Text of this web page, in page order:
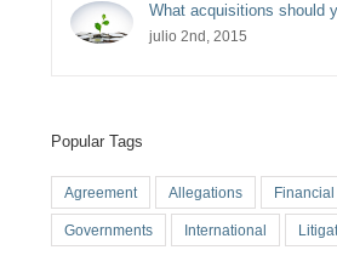
What acquisitions should
julio 2nd, 2015
Popular Tags
Agreement Allegations Financial
Governments International